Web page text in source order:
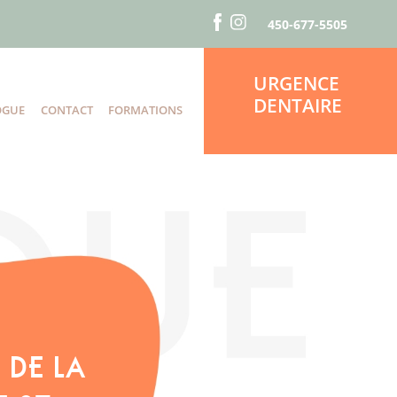
450-677-5505
CONTACT FORMATIONS
URGENCE
DENTAIRE
DE LA